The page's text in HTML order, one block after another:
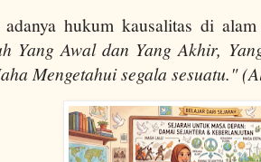
adanya hukum kausalitas di
Yang Awal dan Yang Akhir,
Mengetahui segala sesuatu."